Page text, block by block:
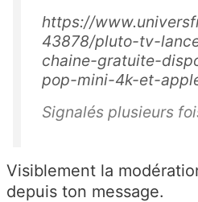
https://
43878/pluto-tv-
chaine-gratuite-
pop-mini-4k-et-
Signalés plusieurs
Visiblement la
depuis ton message.